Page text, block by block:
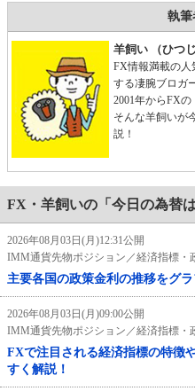
執筆
羊飼い （ひつじ
FX情報満載の人
する凄腕ブロガ
2001年からFX
そんな羊飼いが
説！
FX・羊飼いの「今日の為替
2026年08月03日(月)12:31公開
IMM通貨先物ポジション／経済指標・
主要各国の政策金利の推移をグラ
2026年08月03日(月)09:00公開
IMM通貨先物ポジション／経済指標・
FXで注目される経済指標の特徴
すく解説！